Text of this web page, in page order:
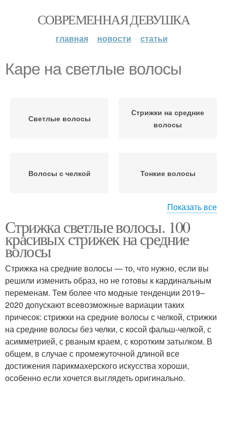
СОВРЕМЕННАЯ ДЕВУШКА
главная новости статьи
Каре на светлые волосы
Светлые волосы
Стрижки на средние
волосы
Волосы с челкой Тонкие волосы
Удлиненное каре
Каре на длинные
волосы
Стрижки на светлые
волосы
Стрижка на светлых
волосах
Стрижка на светлые
волосы
Вьющиеся волосы
Показать все
Стрижка светлые волосы. 100
красивых стрижек на средние
волосы
Стрижка на средние волосы — то, что нужно, если вы
решили изменить образ, но не готовы к кардинальным
переменам. Тем более что модные тенденции 2019–
2020 допускают всевозможные вариации таких
причесок: стрижки на средние волосы с челкой, стрижки
на средние волосы без челки, с косой фальш-челкой, с
асимметрией, с рваным краем, с коротким затылком. В
общем, в случае с промежуточной длиной все
достижения парикмахерского искусства хороши,
особенно если хочется выглядеть оригинально.